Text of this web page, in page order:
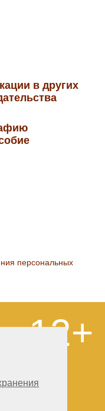
в других
персональных
12+